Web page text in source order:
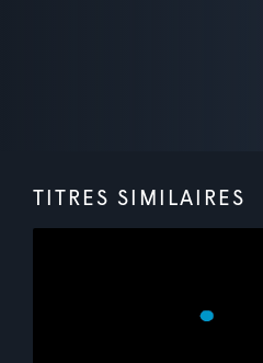
TITRES SIMILAIRES